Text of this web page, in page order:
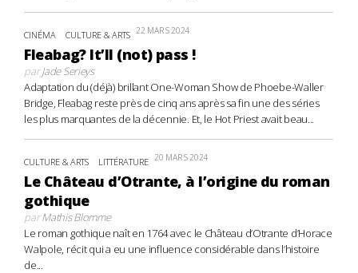
CINÉMA CULTURE & ARTS 22 MARS 2024
Fleabag? It’ll (not) pass !
parJade Serieys
Adaptation du (déjà) brillant One-Woman Show de Phoebe-Waller
Bridge, Fleabag reste près de cinq ans après sa fin une des séries
les plus marquantes de la décennie. Et, le Hot Priest avait beau...
CULTURE & ARTS LITTÉRATURE 20 MARS 2024
Le Château d’Otrante, à l’origine du roman
gothique
parMathis Blomme
Le roman gothique naît en 1764 avec le Château d’Otrante d’Horace
Walpole, récit qui a eu une influence considérable dans l’histoire
de...